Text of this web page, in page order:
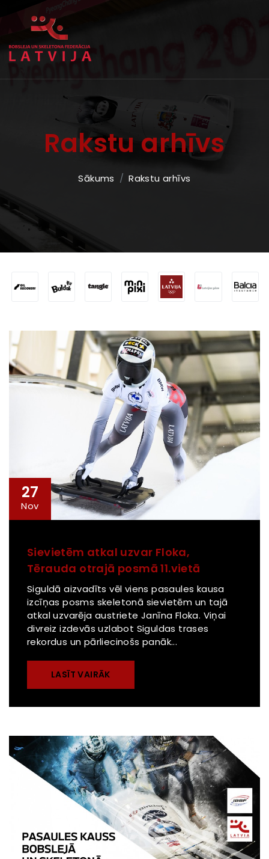
Rakstu arhīvs
Sākums Rakstu arhīvs
27
Nov
Sievietēm atkal uzvar Floka,
Tērauda otrajā posmā 11.vietā
Siguldā aizvadīts vēl viens pasaules kausa
izcīņas posms skeletonā sievietēm un tajā
atkal uzvarēja austriete Janīna Floka. Viņai
divreiz izdevās uzlabot Siguldas trases
rekordus un pārliecinošs panāk...
LASĪT VAIRĀK